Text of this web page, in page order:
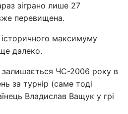
зіграно лише 27
перевищена.
максимуму
далеко.
залишається ЧС-2006 року в
за турнір (саме тоді
Владислав Ващук у грі